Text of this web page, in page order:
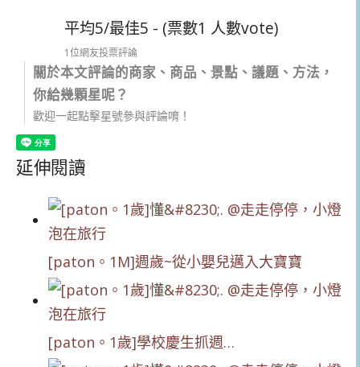
平均5/最佳5 - (票數1 人數vote)
1位網友投票評論
關於本文評論的商家、商品、景點、議題、方法，
你給幾顆星呢？
歡迎一起點擊星號參與評論唷！
延伸閱讀
[paton。1M]週歲~從小嬰兒邁入大寶寶
[paton。1歲]學校慶生抓週…